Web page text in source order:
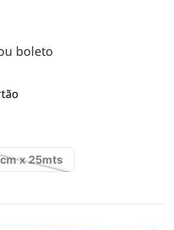
boleto
x 25mts